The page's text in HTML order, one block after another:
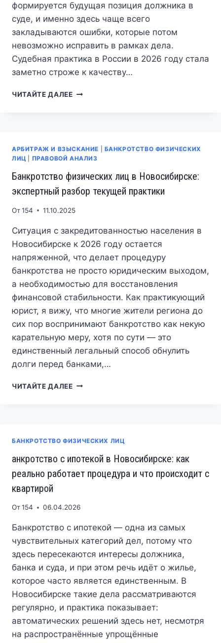
формируется будущая позиция должника в
суде, и именно здесь чаще всего
закладываются ошибки, которые потом
невозможно исправить в рамках дела.
Судебная практика в России в 2026 году стала
заметно строже к качеству…
ЧИТАЙТЕ ДАЛЕЕПОДГОТОВКА
НОВОСИБИРСКЕ:
ЧТО
ПРОВЕРЯЮТ
ДО
СУДА
И
ОШИБКА
НА
ЭТОМ
ЭТАПЕ
ЛОМАЕТ
ДЕЛО
АРБИТРАЖ И ВЗЫСКАНИЕ
БАНКРОТСТВО ФИЗИЧЕСКИХ
ЛИЦ
ПРАВОВОЙ АНАЛИЗ
Банкротство физических лиц в Новосибирске:
экспертный разбор текущей практики
От154 11.10.2025
Ситуация с закредитованностью населения в
Новосибирске к 2026 году остается
напряженной, что делает процедуру
банкротства не просто юридическим выходом,
а необходимостью для восстановления
финансовой стабильности. Как практикующий
юрист, я вижу, что многие жители региона до
сих пор воспринимают банкротство как некую
карательную меру, хотя по сути — это
единственный легальный способ обнулить
долги перед банками,…
ЧИТАЙТЕ ДАЛЕЕБАНКРОТСТВО
ТЕКУЩЕЙ
БАНКРОТСТВО ФИЗИЧЕСКИХ ЛИЦ
анкротство с ипотекой в Новосибирске: как
реально работает процедура и что происходит с
квартирой
От154 06.04.2026
Банкротство с ипотекой — одна из самых
чувствительных категорий дел, потому что
здесь пересекаются интересы должника,
банка и суда, и при этом речь идёт о жилье,
которое часто является единственным. В
Новосибирске такие дела рассматриваются
регулярно, и практика показывает:
автоматических решений здесь нет, несмотря
на распространённые упрощённые